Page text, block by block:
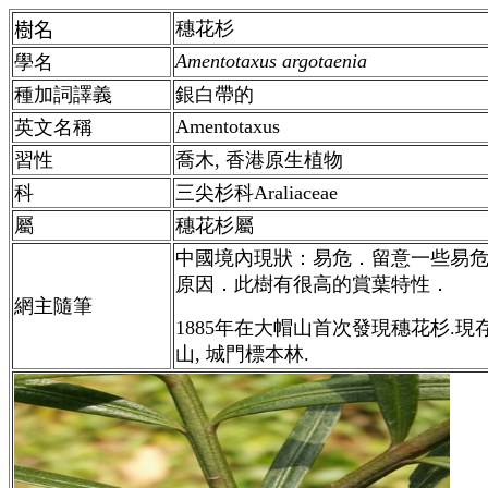
樹名
穗花杉
學名
Amentotaxus argotaenia
種加詞譯義
銀白帶的
英文名稱
Amentotaxus
習性
喬木, 香港原生植物
科
三尖杉科Araliaceae
屬
穗花杉屬
網主隨筆
中國境內現狀：易危．留意一些易
原因．此樹有很高的賞葉特性．
1885年在大帽山首次發現穗花杉.現
山, 城門標本林.